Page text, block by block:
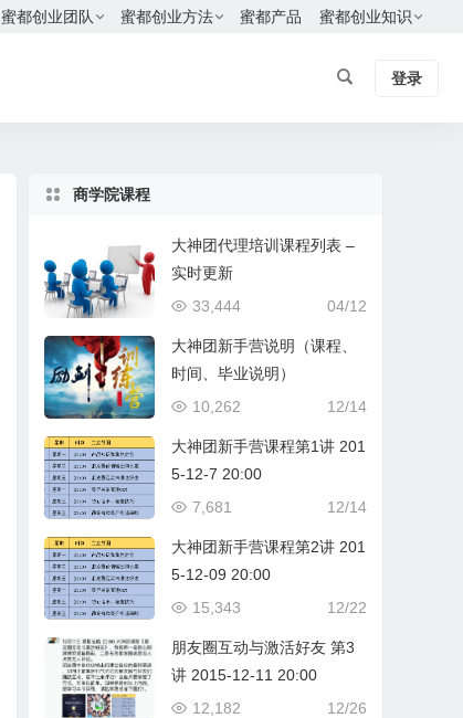
蜜都创业团队 蜜都创业方法 蜜都产品 蜜都创业知识
登录
商学院课程
大神团代理培训课程列表 –
实时更新
04/12
33,444
大神团新手营说明（课程、
时间、毕业说明）
12/14
10,262
大神团新手营课程第1讲 201
5-12-7 20:00
12/14
7,681
大神团新手营课程第2讲 201
5-12-09 20:00
12/22
15,343
朋友圈互动与激活好友 第3
讲 2015-12-11 20:00
12/26
12,182